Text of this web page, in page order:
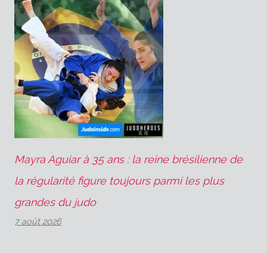
Mayra Aguiar à 35 ans : la reine brésilienne de
la régularité figure toujours parmi les plus
grandes du judo
7 août 2026